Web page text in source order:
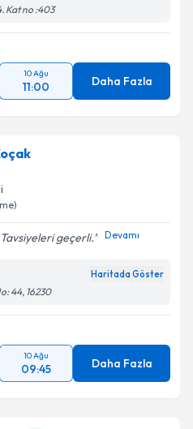
Kat no :403
10 Ağu
11:00 Daha Fazla
geçerli. Devamı
Haritada Göster
44, 16230
10 Ağu
09:45 Daha Fazla